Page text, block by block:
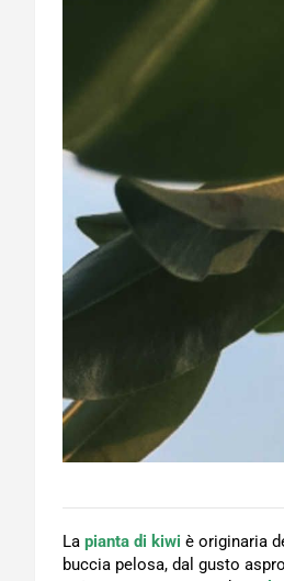
La pianta di kiwi è originaria
buccia pelosa, dal gusto